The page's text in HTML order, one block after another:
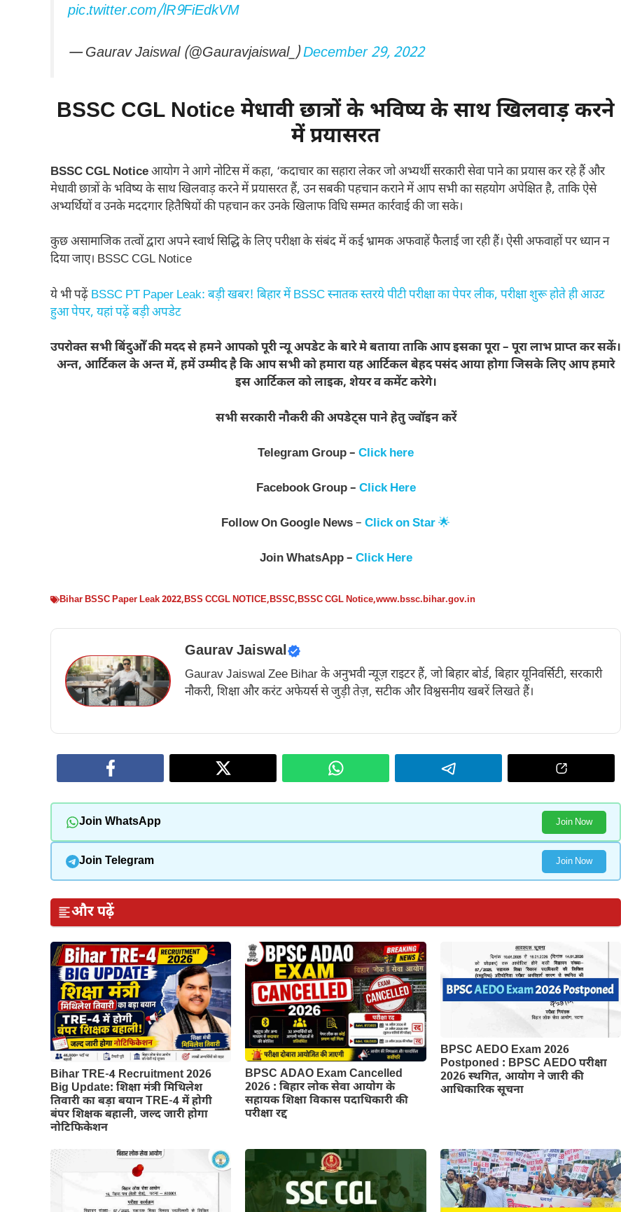
pic.twitter.com/lR9FiEdkVM
— Gaurav Jaiswal (@Gauravjaiswal_)December 29, 2022
BSSC CGL Notice मेधावी छात्रों के भविष्य के साथ खिलवाड़ करने
में प्रयासरत
BSSC CGL Noticeआयोग ने आगे नोटिस में कहा, ‘कदाचार का सहारा लेकर जो अभ्यर्थी सरकारी सेवा पाने का प्रयास कर रहे हैं और
मेधावी छात्रों के भविष्य के साथ खिलवाड़ करने में प्रयासरत हैं, उन सबकी पहचान कराने में आप सभी का सहयोग अपेक्षित है, ताकि ऐसे
अभ्यर्थियों व उनके मददगार हितैषियों की पहचान कर उनके खिलाफ विधि सम्मत कार्रवाई की जा सके।
कुछ असामाजिक तत्वों द्वारा अपने स्वार्थ सिद्धि के लिए परीक्षा के संबंद में कई भ्रामक अफवाहें फैलाईं जा रही हैं। ऐसी अफवाहों पर ध्यान न
दिया जाए। BSSC CGL Notice
ये भी पढ़ें BSSC PT Paper Leak: बड़ी खबर! बिहार में BSSC स्नातक स्तरये पीटी परीक्षा का पेपर लीक, परीक्षा शुरू होते ही आउट
हुआ पेपर, यहां पढ़ें बड़ी अपडेट
उपरोक्त सभी बिंदुओँ की मदद से हमने आपको पूरी न्यू अपडेट के बारे मे बताया ताकि आप इसका पूरा – पूरा लाभ प्राप्त कर सकें।
अन्त, आर्टिकल के अन्त में, हमें उम्मीद है कि आप सभी को हमारा यह आर्टिकल बेहद पसंद आया होगा जिसके लिए आप हमारे
इस आर्टिकल को लाइक, शेयर व कमेंट करेगे।
सभी सरकारी नौकरी की अपडेट्स पाने हेतु ज्वॉइन करें
Telegram Group – Click here
Facebook Group – Click Here
Follow OnGoogle News– Click on Star🌟
Join WhatsApp – Click Here
Bihar BSSC Paper Leak 2022,BSS CCGL NOTICE,BSSC,BSSC CGL Notice,www.bssc.bihar.gov.in
Gaurav Jaiswal
Gaurav Jaiswal Zee Bihar के अनुभवी न्यूज़ राइटर हैं, जो बिहार बोर्ड, बिहार यूनिवर्सिटी, सरकारी
नौकरी, शिक्षा और करंट अफेयर्स से जुड़ी तेज़, सटीक और विश्वसनीय खबरें लिखते हैं।
Join WhatsApp Join Now
Join Telegram Join Now
और पढ़ें
Bihar TRE-4 Recruitment 2026
Big Update: शिक्षा मंत्री मिथिलेश
तिवारी का बड़ा बयान TRE-4 में होगी
बंपर शिक्षक बहाली, जल्द जारी होगा
नोटिफिकेशन
BPSC ADAO Exam Cancelled
2026 : बिहार लोक सेवा आयोग के
सहायक शिक्षा विकास पदाधिकारी की
परीक्षा रद्द
BPSC AEDO Exam 2026
Postponed : BPSC AEDO परीक्षा
2026 स्थगित, आयोग ने जारी की
आधिकारिक सूचना